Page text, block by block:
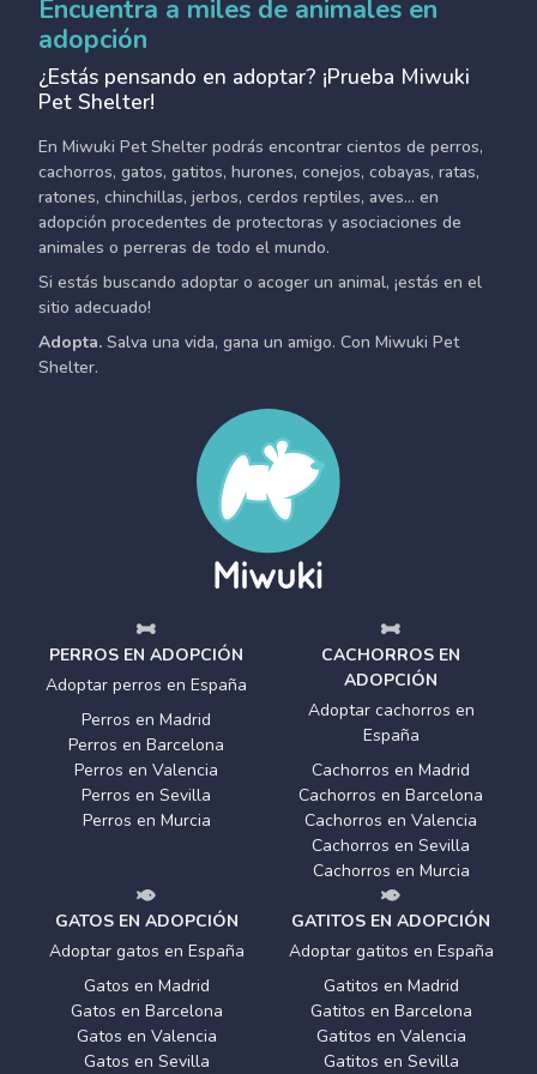
Encuentra a miles de animales en
adopción
¿Estás pensando en adoptar? ¡Prueba Miwuki
Pet Shelter!
En Miwuki Pet Shelter podrás encontrar cientos de perros,
cachorros, gatos, gatitos, hurones, conejos, cobayas, ratas,
ratones, chinchillas, jerbos, cerdos reptiles, aves... en
adopción procedentes de protectoras y asociaciones de
animales o perreras de todo el mundo.
Si estás buscando adoptar o acoger un animal, ¡estás en el
sitio adecuado!
Adopta. Salva una vida, gana un amigo. Con Miwuki Pet
Shelter.
PERROS EN ADOPCIÓN
Adoptar perros en España
Perros en Madrid
Perros en Barcelona
Perros en Valencia
Perros en Sevilla
Perros en Murcia
CACHORROS EN
ADOPCIÓN
Adoptar cachorros en
España
Cachorros en Madrid
Cachorros en Barcelona
Cachorros en Valencia
Cachorros en Sevilla
Cachorros en Murcia
GATOS EN ADOPCIÓN
Adoptar gatos en España
Gatos en Madrid
Gatos en Barcelona
Gatos en Valencia
Gatos en Sevilla
GATITOS EN ADOPCIÓN
Adoptar gatitos en España
Gatitos en Madrid
Gatitos en Barcelona
Gatitos en Valencia
Gatitos en Sevilla